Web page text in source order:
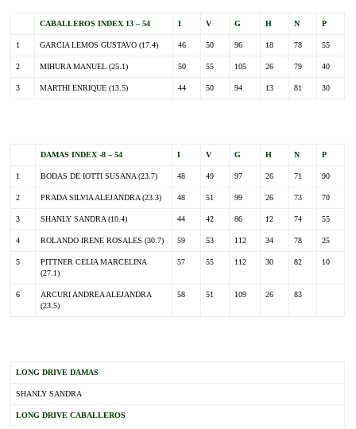
CABALLEROS INDEX 13 – 54 I V G H N P
1 GARCIA LEMOS GUSTAVO (17.4) 46 50 96 18 78 55
2 MIHURA MANUEL (25.1) 50 55 105 26 79 40
3 MARTHI ENRIQUE (13.5) 44 50 94 13 81 30
DAMAS INDEX -8 – 54 I V G H N P
1 BODAS DE IOTTI SUSANA (23.7) 48 49 97 26 71 90
2 PRADA SILVIA ALEJANDRA (23.3) 48 51 99 26 73 70
3 SHANLY SANDRA (10.4) 44 42 86 12 74 55
4 ROLANDO IRENE ROSALES (30.7) 59 53 112 34 78 25
5
PITTNER CELIA MARCELINA
(27.1)
57 55 112 30 82 10
6
ARCURI ANDREA ALEJANDRA
(23.5)
58 51 109 26 83
LONG DRIVE DAMAS
SHANLY SANDRA
LONG DRIVE CABALLEROS